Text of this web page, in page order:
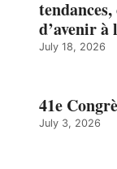
d’avenir à
July 18, 2026
41e
July 3, 2026